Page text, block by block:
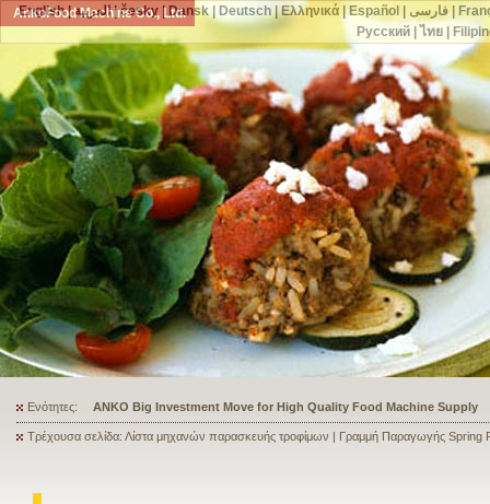
AnkoFood Machine Co., Ltd.
Ενότητες: ANKO's Food Processing Equipment Assists a Shoe Seller to Start
Τρέχουσα σελίδα: Λίστα μηχανών παρασκευής τροφίμων | Γραμμή Παραγωγής Spring
English|العربية|česky| Dansk| Deutsch|Ελληνικά|Español فارسی|
Русский| ไทย|